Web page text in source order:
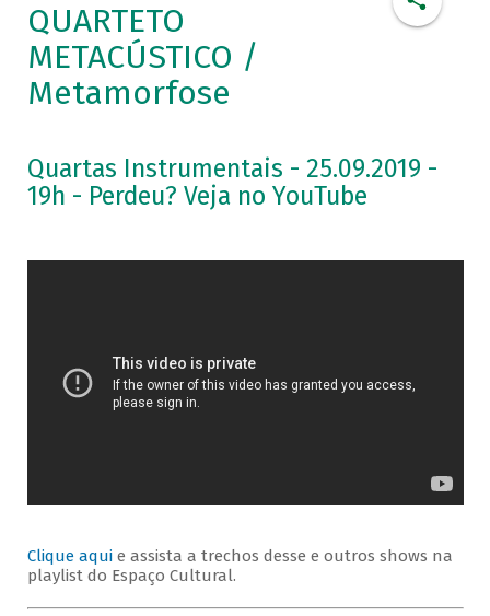
QUARTETO
METACÚSTICO /
Metamorfose
Quartas Instrumentais - 25.09.2019 -
19h - Perdeu? Veja no YouTube
Clique aquie assista a trechos desse e outros shows na
playlist do Espaço Cultural.